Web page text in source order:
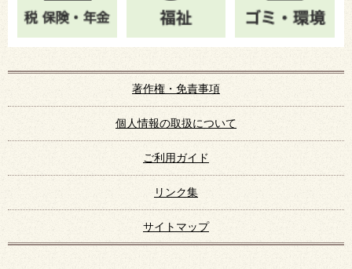
著作権・免責事項
個人情報の取扱について
ご利用ガイド
リンク集
サイトマップ